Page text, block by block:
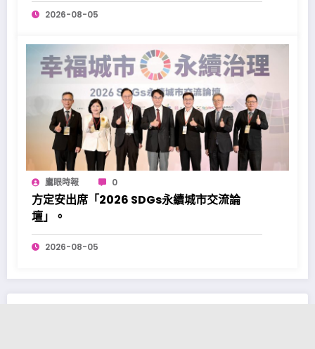
2026-08-05
鷹眼時報 0
方定安出席「2026 SDGs永續城市交流論
壇」。
2026-08-05